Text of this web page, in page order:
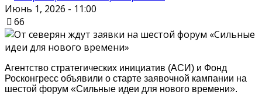
Июнь 1, 2026 - 11:00
66
Агентство стратегических инициатив (АСИ) и Фонд
Росконгресс объявили о старте заявочной кампании на
шестой форум «Сильные идеи для нового времени».